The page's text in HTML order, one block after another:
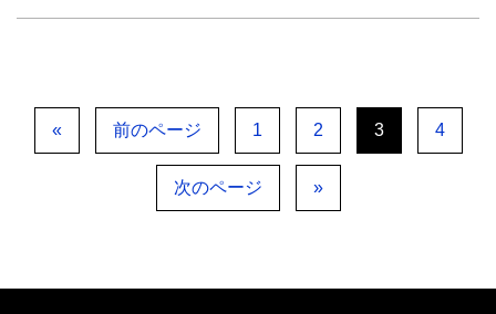
« 前のページ 1 2 3 4
次のページ »